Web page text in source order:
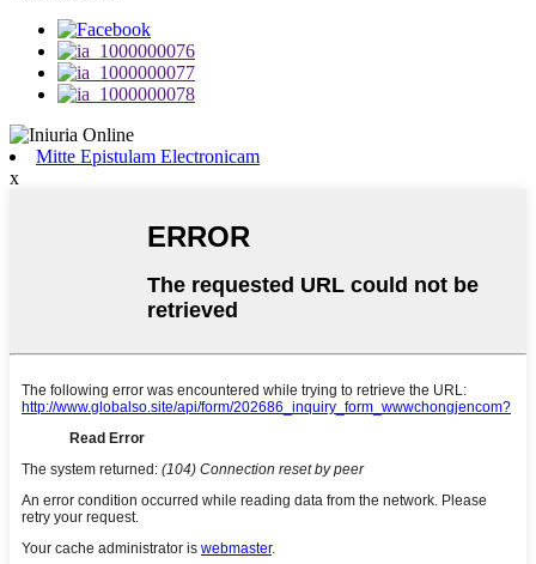
Mitte Epistulam Electronicam
x